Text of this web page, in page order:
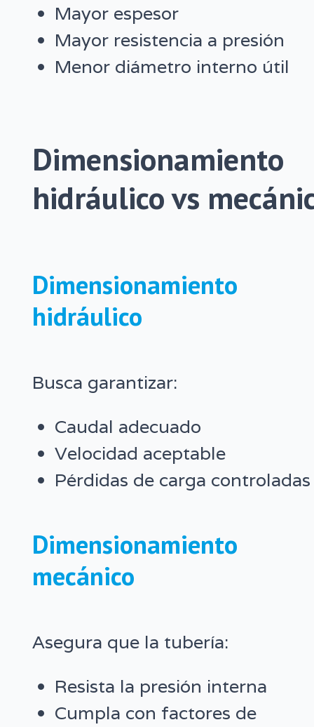
Mayor espesor
Mayor resistencia a presión
Menor diámetro interno útil
Dimensionamiento
hidráulico vs
Dimensionamiento
hidráulico
Busca garantizar:
Caudal adecuado
Velocidad aceptable
Pérdidas de carga controladas
Dimensionamiento
mecánico
Asegura que la tubería:
Resista la presión interna
Cumpla con factores de